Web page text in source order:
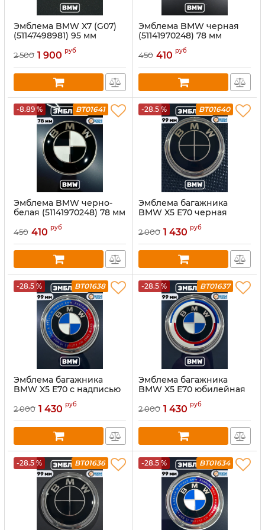
Эмблема BMW X7 (G07)
(51147498981) 95 мм
2 500 1 900 руб
Эмблема BMW черная
(51141970248) 78 мм
450 410 руб
-8.89 % BT01641
Эмблема BMW черно-
белая (51141970248) 78 мм
450 410 руб
-28.5 % BT01640
Эмблема багажника
BMW X5 Е70 черная
(51147157696) 99 мм
2 000 1 430 руб
-28.5 % BT01638
Эмблема багажника
BMW X5 Е70 с надписью
(51147157696) 99 мм
2 000 1 430 руб
-28.5 % BT01637
Эмблема багажника
BMW X5 Е70 юбилейная
(51147157696) 99 мм
2 000 1 430 руб
-28.5 % BT01636 -28.5 % BT01634